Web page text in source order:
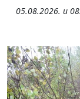
05.08.2026. u